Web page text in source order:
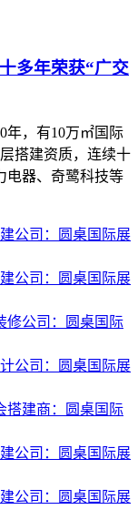
多年荣获“广交
年，有10万㎡国际
搭建资质，连续十
电器、奇鹭科技等
公司：圆桌国际展
公司：圆桌国际展
修公司：圆桌国际
公司：圆桌国际展
搭建商：圆桌国际
公司：圆桌国际展
公司：圆桌国际展